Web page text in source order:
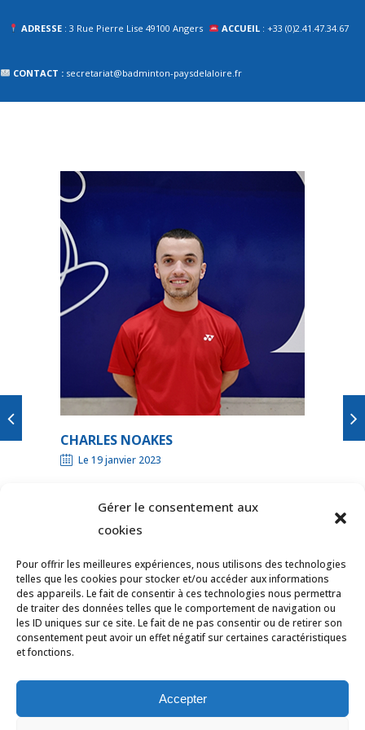
Gérer le consentement aux
cookies
Pour offrir les meilleures expériences, nous utilisons des technologies
telles que les cookies pour stocker et/ou accéder aux informations
des appareils. Le fait de consentir à ces technologies nous permettra
de traiter des données telles que le comportement de navigation ou
les ID uniques sur ce site. Le fait de ne pas consentir ou de retirer son
consentement peut avoir un effet négatif sur certaines caractéristiques
et fonctions.
Accepter
ADRESSE : 3 Rue Pierre Lise 49100 Angers ACCUEIL : +33 (0)2.41.47.34.67
CONTACT : secretariat@badminton-paysdelaloire.fr
CHARLES NOAKES
Le 19 janvier 2023
la Loire de Badminton -